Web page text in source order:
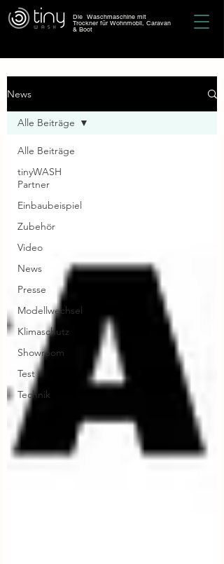
Die Waschmaschine mit
Trockner für Wohnmobil, Caravan
& Boot
News
Alle Beiträge
tinyWASH
Partner
Einbaubeispiel
Zubehör
Video
News
Presse
Modellwechsel
Klimaschutz
Showroom
Test
Technik
Alle Beiträge